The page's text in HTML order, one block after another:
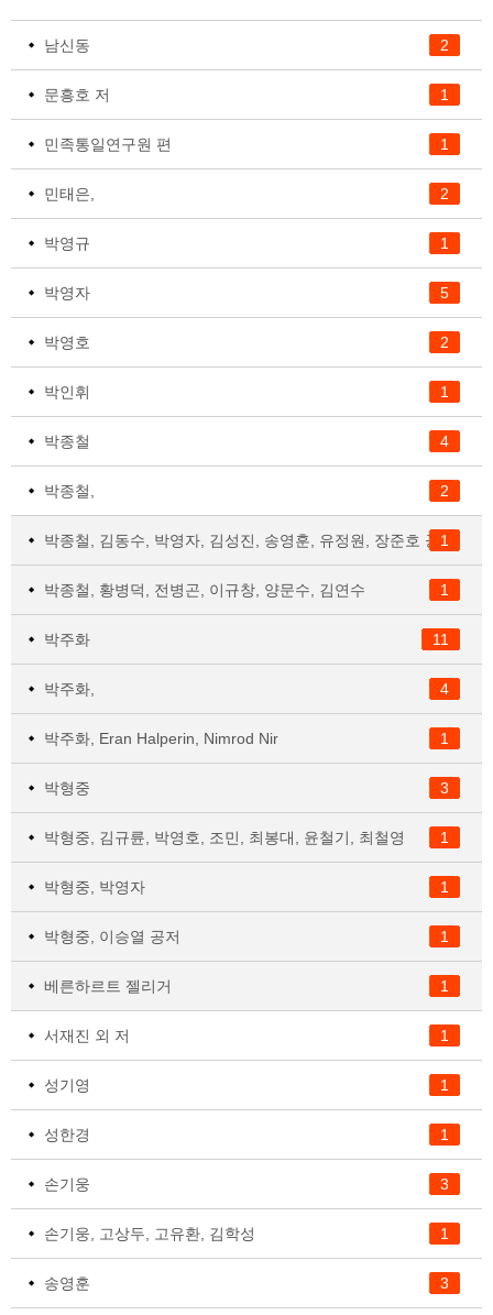
2
남신동
1
문흥호 저
1
민족통일연구원 편
2
민태은,
1
박영규
5
박영자
2
박영호
1
박인휘
4
박종철
2
박종철,
1
박종철, 김동수, 박영자, 김성진, 송영훈, 유정원, 장준호 공저
1
박종철, 황병덕, 전병곤, 이규창, 양문수, 김연수
11
박주화
4
박주화,
1
박주화, Eran Halperin, Nimrod Nir
3
박형중
1
박형중, 김규륜, 박영호, 조민, 최봉대, 윤철기, 최철영
1
박형중, 박영자
1
박형중, 이승열 공저
1
베른하르트 젤리거
1
서재진 외 저
1
성기영
1
성한경
3
손기웅
1
손기웅, 고상두, 고유환, 김학성
3
송영훈